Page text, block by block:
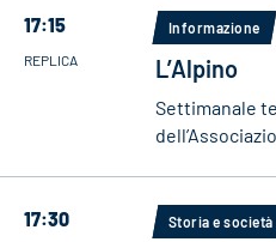
17:15
REPLICA
Informazione
L’Alpino
Settimanale
17:30 Storia e società